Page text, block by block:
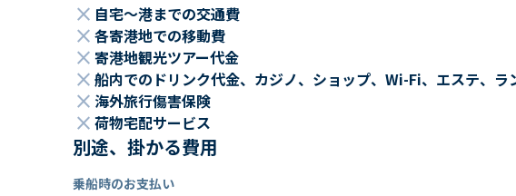
close 自宅～港までの交通費
close 各寄港地での移動費
close 寄港地観光ツアー代金
close 船内でのドリンク代金、カジノ、ショップ、Wi-Fi、エステ、ラ
close 海外旅行傷害保険
close 荷物宅配サービス
別途、掛かる費用
乗船時のお支払い